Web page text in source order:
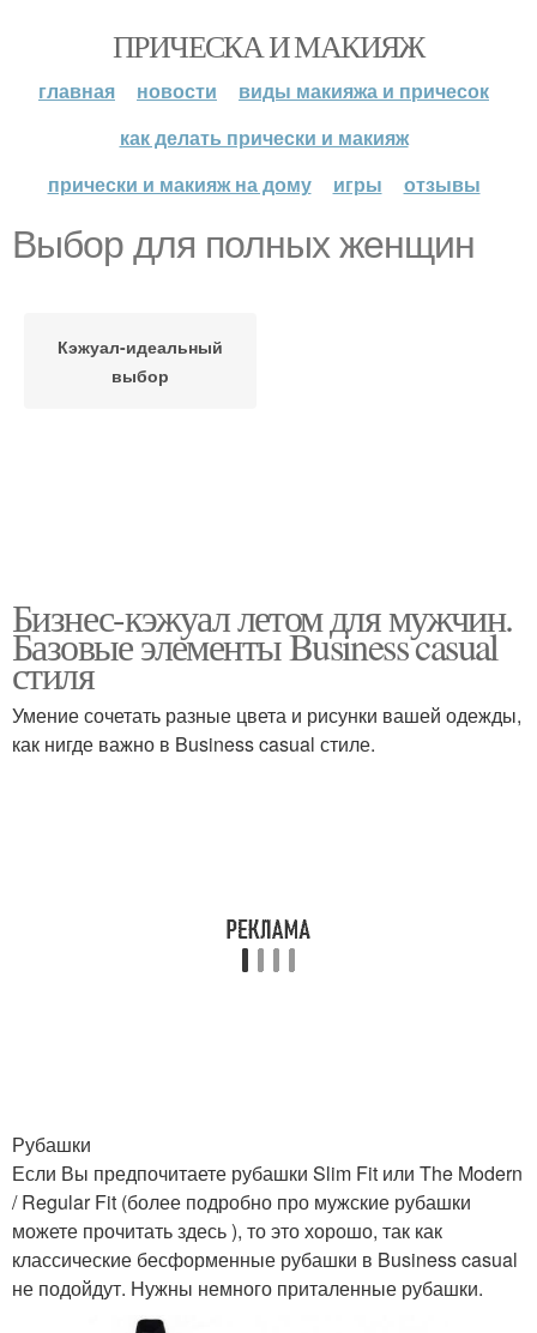
ПРИЧЕСКА И МАКИЯЖ
главная новости
виды макияжа и причесок
как делать прически и макияж
прически и макияж на дому
игры отзывы
Выбор для полных женщин
Кэжуал-идеальный
выбор
Бизнес-кэжуал летом для мужчин.
Базовые элементы Business casual
стиля
Умение сочетать разные цвета и рисунки вашей одежды,
как нигде важно в Business casual стиле.
Рубашки
Если Вы предпочитаете рубашки Slim Fit или The Modern
/ Regular Fit (более подробно про мужские рубашки
можете прочитать здесь ), то это хорошо, так как
классические бесформенные рубашки в Business casual
не подойдут. Нужны немного приталенные рубашки.